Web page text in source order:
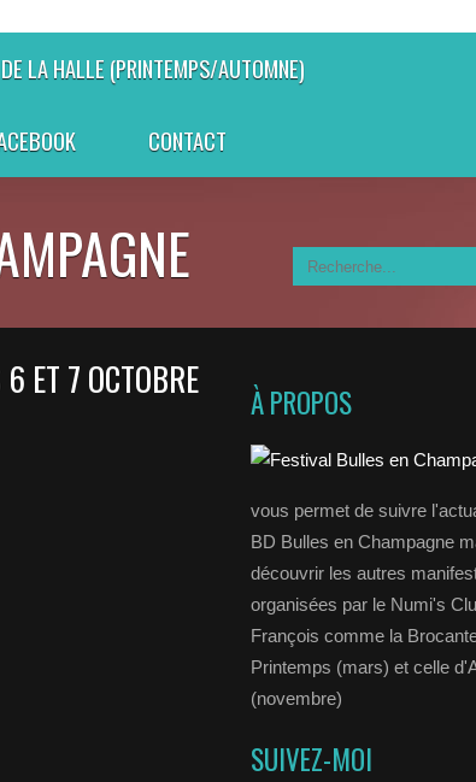
LA HALLE (PRINTEMPS/AUTOMNE)
CONTACT
ET 7 OCTOBRE
À PROPOS
vous permet de suivre
BD Bulles en Champagne
découvrir les autres
organisées par le Numi's
François comme la
Printemps (mars) et celle
(novembre)
SUIVEZ-MOI